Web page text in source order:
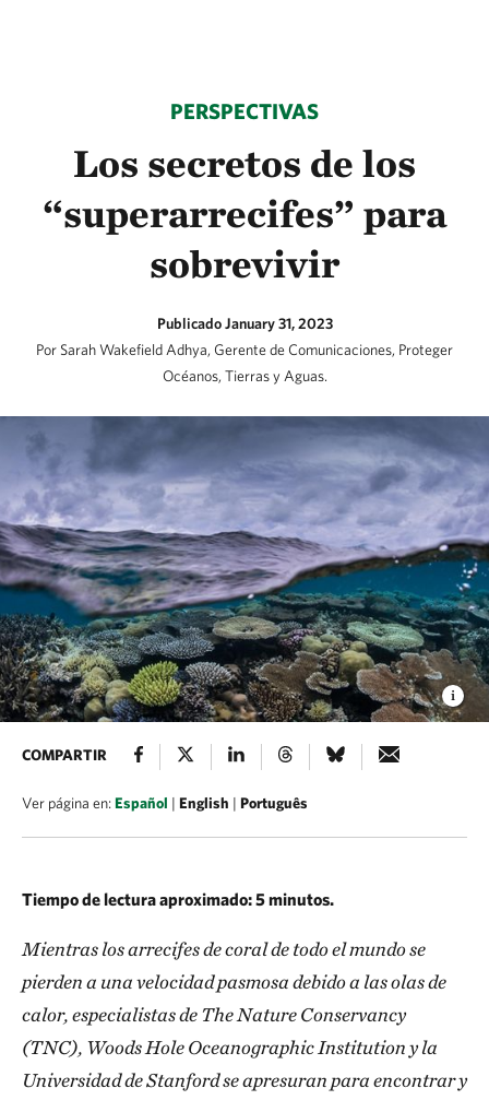
PERSPECTIVAS
Los secretos de los
“superarrecifes” para
sobrevivir
Publicado January 31, 2023
Por Sarah Wakefield Adhya, Gerente de Comunicaciones, Proteger
Océanos, Tierras y Aguas.
COMPARTIR
Ver página en:Español | English | Português
Tiempo de lectura aproximado: 5 minutos.
Mientras los arrecifes de coral de todo el mundo se
pierden a una velocidad pasmosa debido a las olas de
calor, especialistas de The Nature Conservancy
(TNC), Woods Hole Oceanographic Institution y la
Universidad de Stanford se apresuran para encontrar y